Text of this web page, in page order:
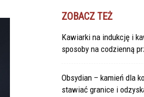
ZOBACZ TEŻ
Kawiarki na indukcję i
sposoby na codzienną
Obsydian – kamień dla
stawiać granice i